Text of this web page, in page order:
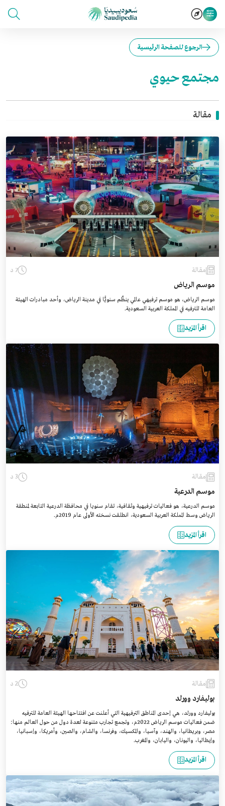
الرجوع للصفحة الرئيسية
مجتمع حيوي
مقالة
مقالة 7 د
موسم الرياض
موسم الرياض، هو موسم ترفيهي عالمي ينظّم سنويًّا في مدينة الرياض، وأحد مبادرات الهيئة
العامة للترفيه في المملكة العربية السعودية.
اقرأ المزيد
مقالة 3 د
موسم الدرعية
موسم الدرعية، هو فعاليات ترفيهية وثقافية، تقام سنويا في محافظة الدرعية التابعة لمنطقة
الرياض وسط المملكة العربية السعودية، انطلقت نسخته الأولى عام 2019م.
اقرأ المزيد
مقالة 2 د
بوليفارد وورلد
بوليفارد وورلد، هي إحدى المناطق الترفيهية التي أعلنت عن افتتاحها الهيئة العامة للترفيه
ضمن فعاليات موسم الرياض 2022م، وتجمع تجارب متنوعة لعدة دول من حول العالم منها:
مصر، وبريطانيا، والهند، وآسيا، والمكسيك، وفرنسا، والشام، والصين، وأمريكا، وإسبانيا،
وإيطاليا، واليونان، واليابان، والمغرب.
اقرأ المزيد